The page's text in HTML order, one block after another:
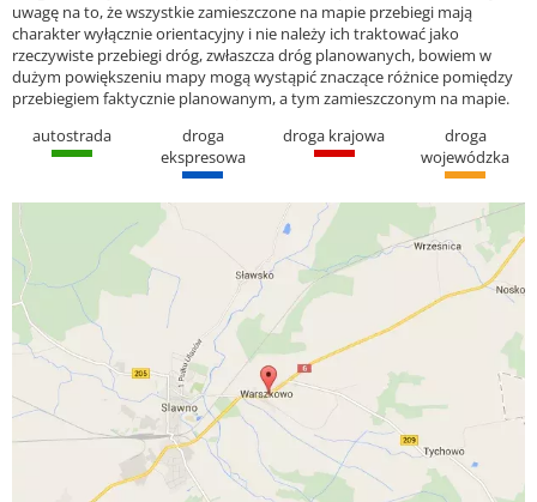
uwagę na to, że wszystkie zamieszczone na mapie przebiegi mają
charakter wyłącznie orientacyjny i nie należy ich traktować jako
rzeczywiste przebiegi dróg, zwłaszcza dróg planowanych, bowiem w
dużym powiększeniu mapy mogą wystąpić znaczące różnice pomiędzy
przebiegiem faktycznie planowanym, a tym zamieszczonym na mapie.
autostrada
droga
ekspresowa
droga krajowa
droga
wojewódzka